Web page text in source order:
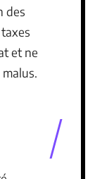
des
et ne